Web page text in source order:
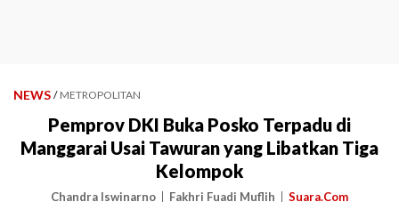
NEWS / METROPOLITAN
Pemprov DKI Buka Posko Terpadu di
Manggarai Usai Tawuran yang Libatkan Tiga
Kelompok
Chandra Iswinarno Fakhri Fuadi Muflih Suara.Com